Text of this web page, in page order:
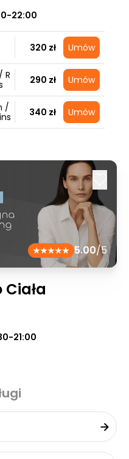
22:00
320 zł Umów
R
290 zł Umów
/
340 zł Umów
5.00/5
21:00